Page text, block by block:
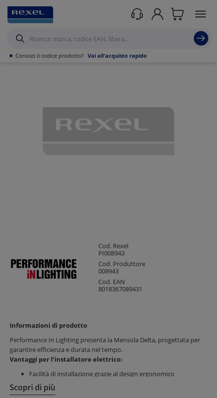
• Conosci il codice prodotto? Vai all'acquisto rapido
Prodotti /Illuminazione Illuminazione per interni/ Sottopensili /
Cod. Rexel
PI008943
Cod. Produttore
008943
Cod. EAN
8018367089431
Informazioni di prodotto
Performance In Lighting presenta la Mensola Delta, progettata per
garantire efficienza e durata nel tempo.
Vantaggi per l’installatore elettrico:
Facilità di installazione grazie al design ergonomico
Risparmio di tempo durante il montaggio
Componenti affidabili e di alta qualità
Scopri di più